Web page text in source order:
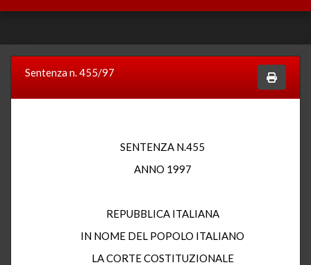
Sentenza n. 455/97
SENTENZA N.455
ANNO 1997
REPUBBLICA ITALIANA
IN NOME DEL POPOLO ITALIANO
LA CORTE COSTITUZIONALE